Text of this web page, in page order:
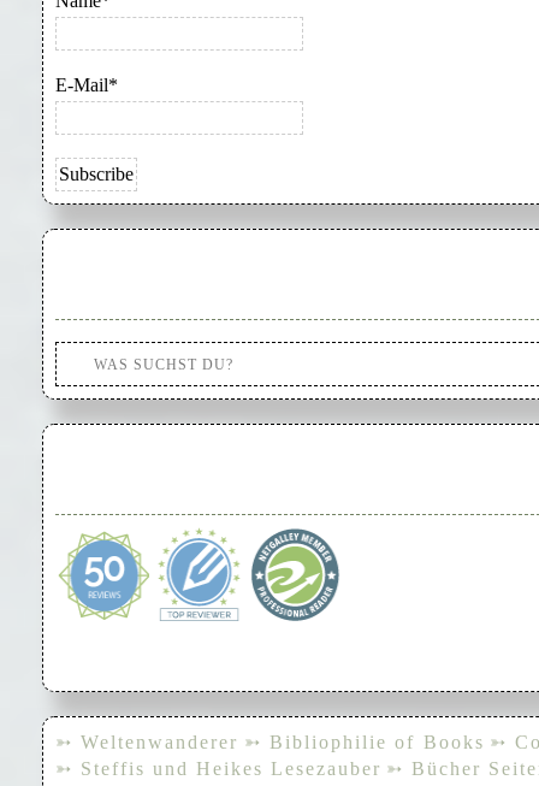
E-Mail*
➳ Weltenwanderer ➳ Bibliophilie of Books ➳
➳ Steffis und Heikes Lesezauber ➳ Bücher